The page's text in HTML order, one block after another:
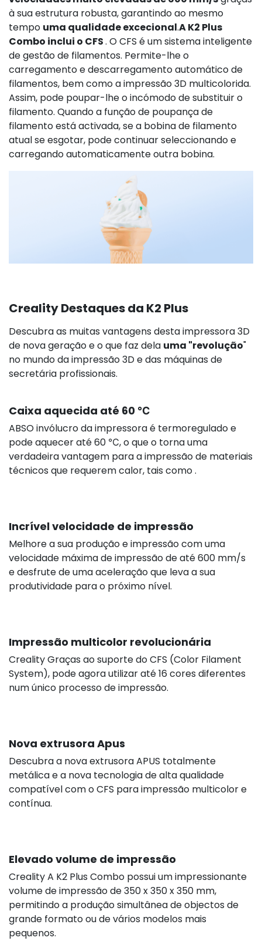
112,42 €
à sua estrutura robusta, garantindo ao mesmo
tempo uma qualidade excecional.A K2 Plus
Combo inclui o CFS. O CFS é um sistema inteligente
de gestão de filamentos. Permite-lhe o
carregamento e descarregamento automático de
filamentos, bem como a impressão 3D multicolorida.
Assim, pode poupar-lhe o incómodo de substituir o
filamento. Quando a função de poupança de
filamento está activada, se a bobina de filamento
atual se esgotar, pode continuar seleccionando e
carregando automaticamente outra bobina.
Creality Destaques da K2 Plus
Descubra as muitas vantagens desta impressora 3D
de nova geração e o que faz dela uma "revolução"
no mundo da impressão 3D e das máquinas de
secretária profissionais.
Caixa aquecida até 60 ℃
ABSO invólucro da impressora é termoregulado e
pode aquecer até 60 ℃, o que o torna uma
verdadeira vantagem para a impressão de materiais
técnicos que requerem calor, tais como .
Incrível velocidade de impressão
Melhore a sua produção e impressão com uma
velocidade máxima de impressão de até 600 mm/s
e desfrute de uma aceleração que leva a sua
produtividade para o próximo nível.
Impressão multicolor revolucionária
Creality Graças ao suporte do CFS (Color Filament
System), pode agora utilizar até 16 cores diferentes
num único processo de impressão.
Nova extrusora Apus
Descubra a nova extrusora APUS totalmente
metálica e a nova tecnologia de alta qualidade
compatível com o CFS para impressão multicolor e
contínua.
Elevado volume de impressão
Creality A K2 Plus Combo possui um impressionante
volume de impressão de 350 x 350 x 350 mm,
permitindo a produção simultânea de objectos de
grande formato ou de vários modelos mais
pequenos.